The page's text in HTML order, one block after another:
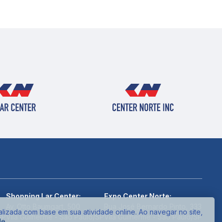
Shopping Lar Center:
Vila Guilherme - São Paulo/SP
Expo Center Norte:
Vila Guilherme - São Paulo/SP
com base em sua atividade online. Ao navegar no site,